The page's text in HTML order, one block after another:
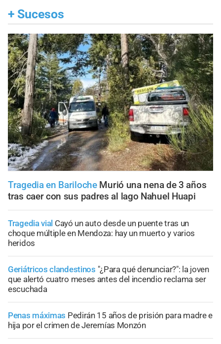
+ Sucesos
Tragedia en Bariloche Murió una nena de 3 años
tras caer con sus padres al lago Nahuel Huapi
Tragedia vial Cayó un auto desde un puente tras un
choque múltiple en Mendoza: hay un muerto y varios
heridos
Geriátricos clandestinos "¿Para qué denunciar?": la joven
que alertó cuatro meses antes del incendio reclama ser
escuchada
Penas máximas Pedirán 15 años de prisión para madre e
hija por el crimen de Jeremías Monzón